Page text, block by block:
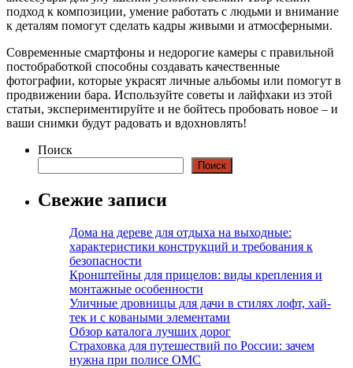
подход к композиции, умение работать с людьми и внимание
к деталям помогут сделать кадры живыми и атмосферными.
Современные смартфоны и недорогие камеры с правильной
постобработкой способны создавать качественные
фотографии, которые украсят личные альбомы или помогут в
продвижении бара. Используйте советы и лайфхаки из этой
статьи, экспериментируйте и не бойтесь пробовать новое – и
ваши снимки будут радовать и вдохновлять!
Поиск
Поиск
Свежие записи
Дома на дереве для отдыха на выходные:
характеристики конструкций и требования к
безопасности
Кронштейны для прицелов: виды крепления и
монтажные особенности
Уличные дровницы для дачи в стилях лофт, хай-
тек и с коваными элементами
Обзор каталога лучших дорог
Страховка для путешествий по России: зачем
нужна при полисе ОМС